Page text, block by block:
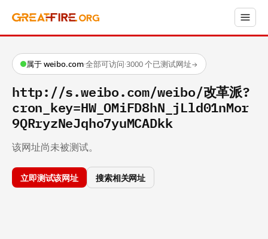
属于 weibo.com·全部可访问·3000 个已测试网址→
http://s.weibo.com/weibo/改革派?
cron_key=HW_OMiFD8hN_jLld01nMor
9QRryzNeJqho7yuMCADkk
该网址尚未被测试。
立即测试该网址 搜索相关网址